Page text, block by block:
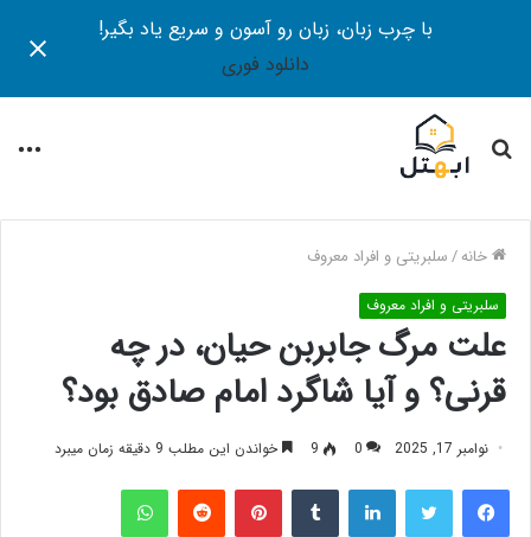
با چرب زبان، زبان رو آسون و سریع یاد بگیر!
دانلود فوری
جستجو
برای
خانه/سلبریتی و افراد معروف
سلبریتی و افراد معروف
علت مرگ جابربن حیان، در چه
قرنی؟ و آیا شاگرد امام صادق بود؟
نوامبر 17, 2025 0
9 خواندن این مطلب 9 دقیقه زمان میبرد
فیس بوک توییتر لینکدین ‫تامبلر ‫پین‌ترست‫رددیت واتس آپ